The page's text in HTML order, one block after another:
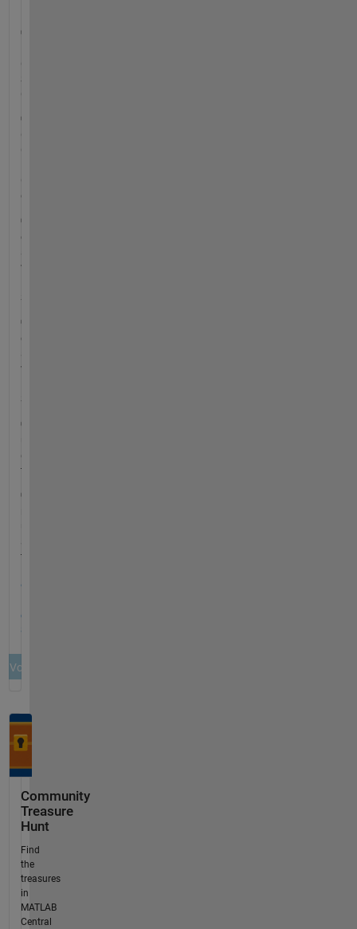
Community
Treasure
Hunt
Find
the
treasures
in
MATLAB
Central